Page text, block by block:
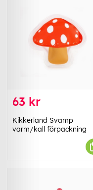
63 kr
Kikkerland Svamp
varm/kall förpackning